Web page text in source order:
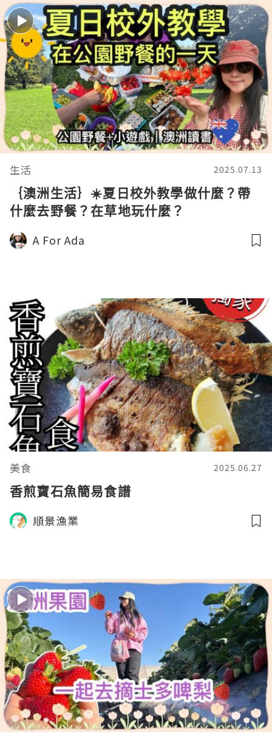
生活 2025.07.13
｛澳洲生活｝☀️夏日校外教學做什麼？帶
什麼去野餐？在草地玩什麼？
A For Ada
美食 2025.06.27
香煎寶石魚簡易食譜
順景漁業